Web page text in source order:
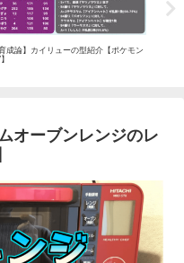
育成論】カイリューの型紹介【ポケモン
オーブンレンジのレ